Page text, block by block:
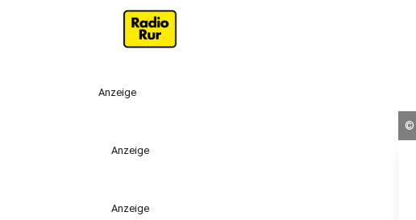
Anzeige
Anzeige
Anzeige
©